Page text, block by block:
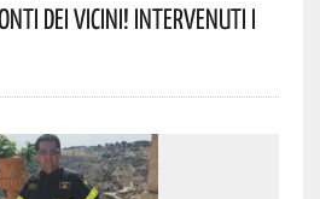
Dei Vicini! Intervenuti I